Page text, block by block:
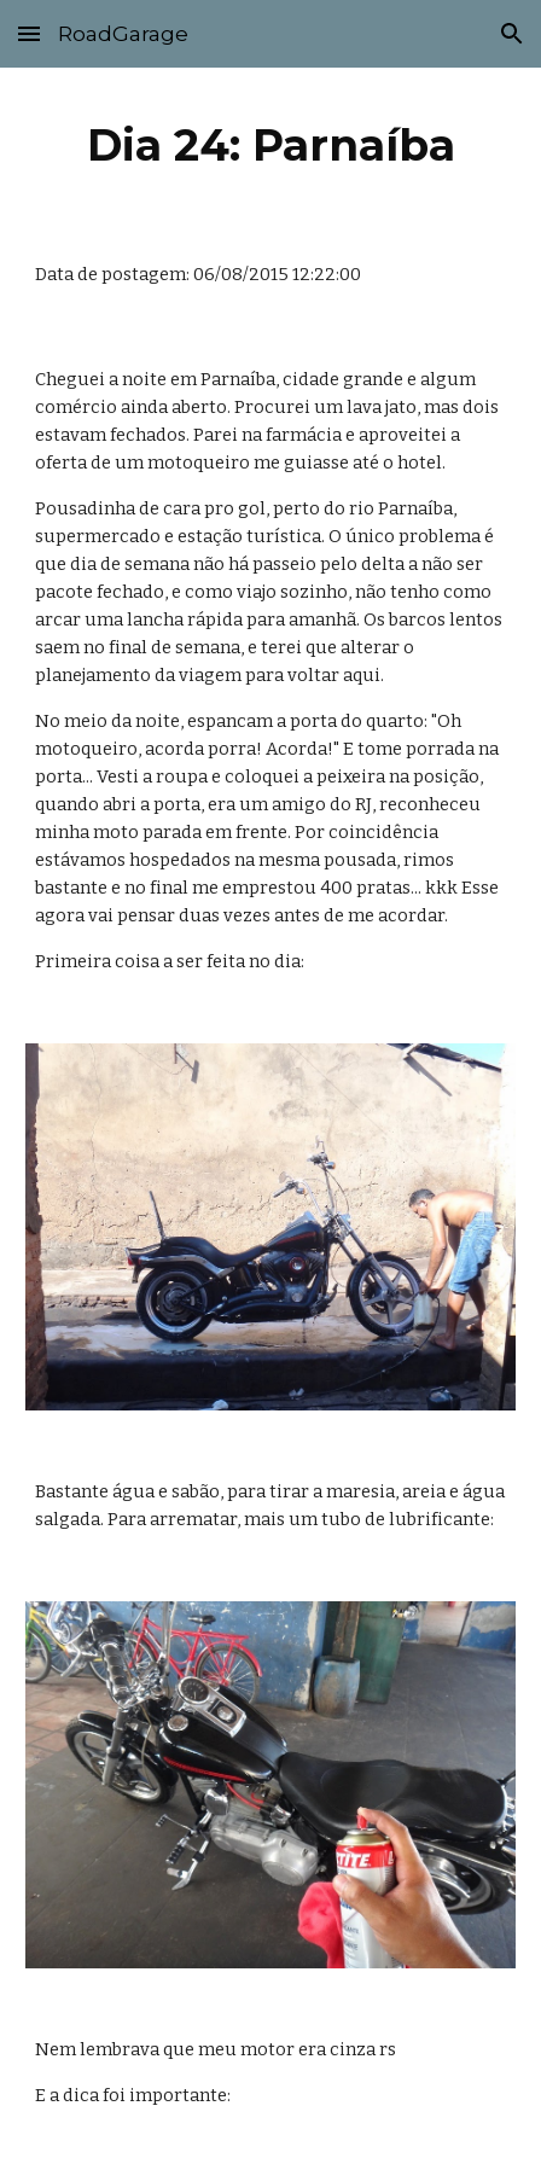
Skip to main content Skip to navigation
RoadGarage
Dia 24: Parnaíba
Data de postagem: 06/08/2015 12:22:00
Cheguei a noite em Parnaíba, cidade grande e algum
comércio ainda aberto. Procurei um lava jato, mas dois
estavam fechados. Parei na farmácia e aproveitei a
oferta de um motoqueiro me guiasse até o hotel.
Pousadinha de cara pro gol, perto do rio Parnaíba,
supermercado e estação turística. O único problema é
que dia de semana não há passeio pelo delta a não ser
pacote fechado, e como viajo sozinho, não tenho como
arcar uma lancha rápida para amanhã. Os barcos lentos
saem no final de semana, e terei que alterar o
planejamento da viagem para voltar aqui.
No meio da noite, espancam a porta do quarto: "Oh
motoqueiro, acorda porra! Acorda!" E tome porrada na
porta... Vesti a roupa e coloquei a peixeira na posição,
quando abri a porta, era um amigo do RJ, reconheceu
minha moto parada em frente. Por coincidência
estávamos hospedados na mesma pousada, rimos
bastante e no final me emprestou 400 pratas... kkk Esse
agora vai pensar duas vezes antes de me acordar.
Primeira coisa a ser feita no dia:
Bastante água e sabão, para tirar a maresia, areia e água
salgada. Para arrematar, mais um tubo de lubrificante:
Nem lembrava que meu motor era cinza rs
E a dica foi importante: